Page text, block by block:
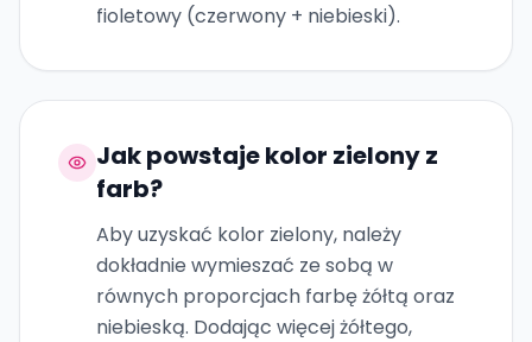
fioletowy (czerwony + niebieski).
Jak powstaje kolor zielony z
farb?
Aby uzyskać kolor zielony, należy
dokładnie wymieszać ze sobą w
równych proporcjach farbę żółtą oraz
niebieską. Dodając więcej żółtego,